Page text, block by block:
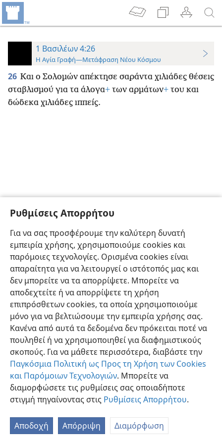
Ρυθμίσεις Απορρήτου
Για να σας προσφέρουμε την καλύτερη δυνατή
εμπειρία χρήσης, χρησιμοποιούμε cookies και
παρόμοιες τεχνολογίες. Ορισμένα cookies είναι
απαραίτητα για να λειτουργεί ο ιστότοπός μας και
δεν μπορείτε να τα απορρίψετε. Μπορείτε να
αποδεχτείτε ή να απορρίψετε τη χρήση
επιπρόσθετων cookies, τα οποία χρησιμοποιούμε
μόνο για να βελτιώσουμε την εμπειρία χρήσης σας.
Κανένα από αυτά τα δεδομένα δεν πρόκειται ποτέ να
πουληθεί ή να χρησιμοποιηθεί για διαφημιστικούς
σκοπούς. Για να μάθετε περισσότερα, διαβάστε την
Παγκόσμια Πολιτική ως Προς τη Χρήση των Cookies
και Παρόμοιων Τεχνολογιών. Μπορείτε να
διαμορφώσετε τις ρυθμίσεις σας οποιαδήποτε
στιγμή πηγαίνοντας στις Ρυθμίσεις Απορρήτου.
Αποδοχή Απόρριψη Διαμόρφωση
1 Βασιλέων 4:26
Η Αγία Γραφή—Μετάφραση Νέου Κόσμου
26 Και ο Σολομών απέκτησε σαράντα χιλιάδες θέσεις
σταβλισμού για τα άλογα+ των αρμάτων+ του και
δώδεκα χιλιάδες ιππείς.
Ελληνική Προτιμήσεις
Copyright© 2026 Watch Tower Bible and Tract Society of Pennsylvania
Πολιτική Απορρήτου
Ρυθμίσεις Απορρήτου
JW.ORG
Σύνδεση